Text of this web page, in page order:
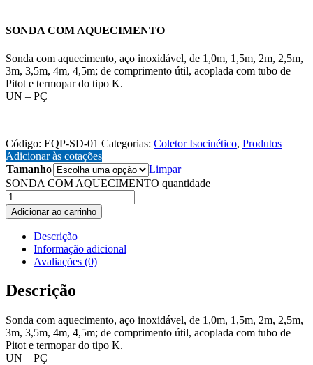
SONDA COM AQUECIMENTO
Sonda com aquecimento, aço inoxidável, de 1,0m, 1,5m, 2m, 2,5m,
3m, 3,5m, 4m, 4,5m; de comprimento útil, acoplada com tubo de
Pitot e termopar do tipo K.
UN – PÇ
Código: EQP-SD-01 Categorias: Coletor Isocinético, Produtos
Adicionar às cotações
Tamanho
Limpar
SONDA COM AQUECIMENTO quantidade
Adicionar ao carrinho
Descrição
Informação adicional
Avaliações (0)
Descrição
Sonda com aquecimento, aço inoxidável, de 1,0m, 1,5m, 2m, 2,5m,
3m, 3,5m, 4m, 4,5m; de comprimento útil, acoplada com tubo de
Pitot e termopar do tipo K.
UN – PÇ